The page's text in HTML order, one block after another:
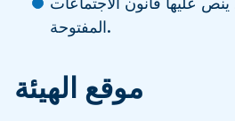
المفتوحة.
موقع الهيئة